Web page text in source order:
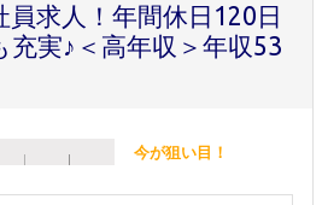
員求人！年間休日120日
実♪＜高年収＞年収53
今が狙い目！